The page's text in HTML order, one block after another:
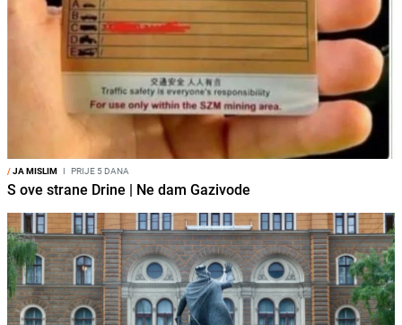
/JA MISLIM I PRIJE 5 DANA
S ove strane Drine | Ne dam Gazivode